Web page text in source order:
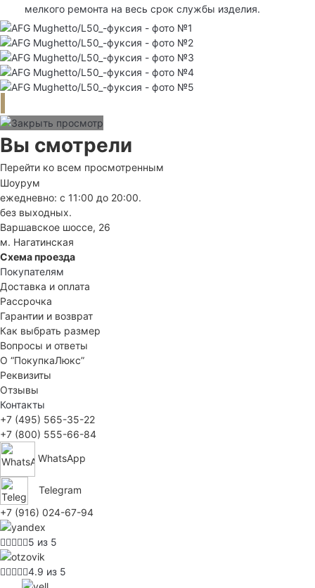
мелкого ремонта на весь срок службы изделия.
Вы смотрели
Перейти ко всем просмотренным
Шоурум
ежедневно: с 11:00 до 20:00.
без выходных.
Варшавское шоссе, 26
м. Нагатинская
Схема проезда
Покупателям
Доставка и оплата
Рассрочка
Гарантии и возврат
Как выбрать размер
Вопросы и ответы
О “ПокупкаЛюкс”
Реквизиты
Отзывы
Контакты
+7 (495) 565-35-22
+7 (800) 555-66-84
WhatsApp
Telegram
+7 (916) 024-67-94
5 из 5
4.9 из 5